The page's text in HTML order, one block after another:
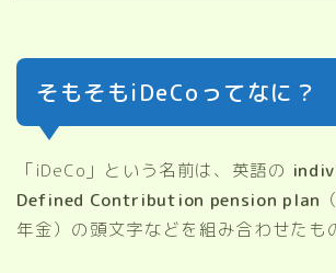
そもそもiDeCoってなに？
「iDeCo」という名前は、英語の
Defined Contribution pension plan
年金）の頭文字などを組み合わせたも